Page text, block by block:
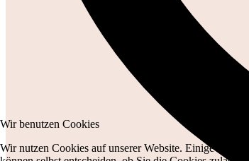
Wir benutzen Cookies
Wir nutzen Cookies auf unserer Website. Einige von